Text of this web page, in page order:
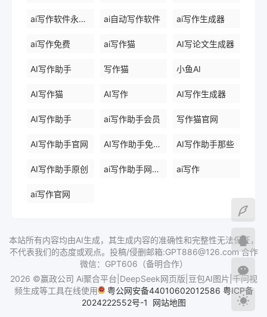
ai写作软件永久免费版 ai自动写作软件 ai写作生成器
ai写作免费 ai写作猫 AI写论文生成器
AI写作助手 写作猫 小鱼AI
AI写作猫 AI写作 AI写作生成器
AI写作助手 ai写作助手会员 写作猫官网
AI写作助手官网 AI写作助手免费版 AI写作助手那些
AI写作助手原创 ai写作助手网页版 ai写作
ai写作官网
本站所有内容均由AI生成，其生成内容的准确性和完整性无法保证，
不代表我们的态度或观点。投稿/侵删邮箱:GPT886@126.com 合作
微信：GPT606（备明合作）
2026 ©赢政公司 Ai聚合平台|DeepSeek网页版|豆包AI图片|千问视
频生成等工具在线使用
粤公网安备44010602012586 粤ICP备
2024222552号-1
网站地图